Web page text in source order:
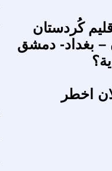
كُردستان
– بغداد- دمشق
اخطر